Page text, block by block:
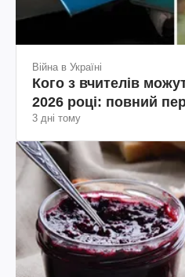
Війна в Україні
Кого з вчителів
2026 році: повний
3 дні тому